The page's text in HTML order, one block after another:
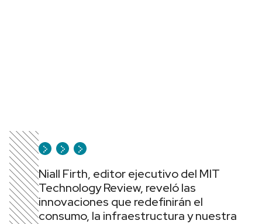
Niall Firth, editor ejecutivo del MIT
Technology Review, reveló las
innovaciones que redefinirán el
consumo, la infraestructura y nuestra